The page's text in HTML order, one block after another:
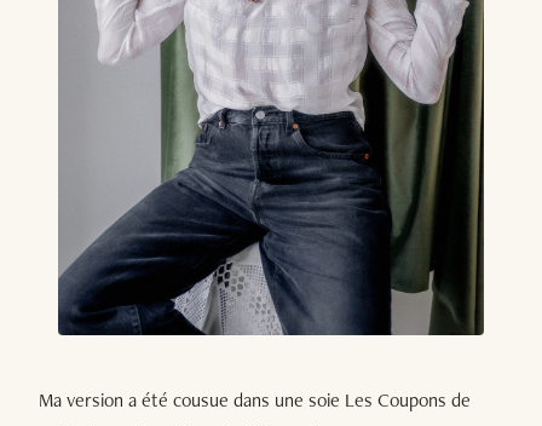
Ma version a été cousue dans une soie Les Coupons de